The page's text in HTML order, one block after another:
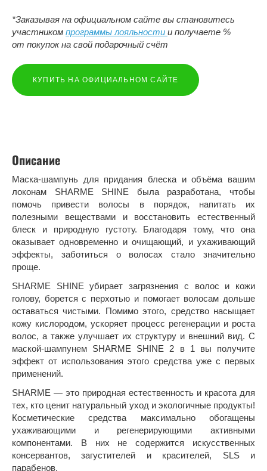
*Заказывая на официальном сайте вы становитесь
участником программы лояльности и получаете %
от покупок на свой подарочный счёт
КУПИТЬ НА ОФИЦИАЛЬНОМ САЙТЕ
Описание
Маска-шампунь для придания блеска и объёма вашим
локонам SHARME SHINE была разработана, чтобы
помочь привести волосы в порядок, напитать их
полезными веществами и восстановить естественный
блеск и природную густоту. Благодаря тому, что она
оказывает одновременно и очищающий, и ухаживающий
эффекты, заботиться о волосах стало значительно
проще.
SHARME SHINE убирает загрязнения с волос и кожи
голову, борется с перхотью и помогает волосам дольше
оставаться чистыми. Помимо этого, средство насыщает
кожу кислородом, ускоряет процесс регенерации и роста
волос, а также улучшает их структуру и внешний вид. С
маской-шампунем SHARME SHINE 2 в 1 вы получите
эффект от использования этого средства уже с первых
применений.
SHARME — это природная естественность и красота для
тех, кто ценит натуральный уход и экологичные продукты!
Косметические средства максимально обогащены
ухаживающими и регенерирующими активными
компонентами. В них не содержится искусственных
консервантов, загустителей и красителей, SLS и
парабенов.